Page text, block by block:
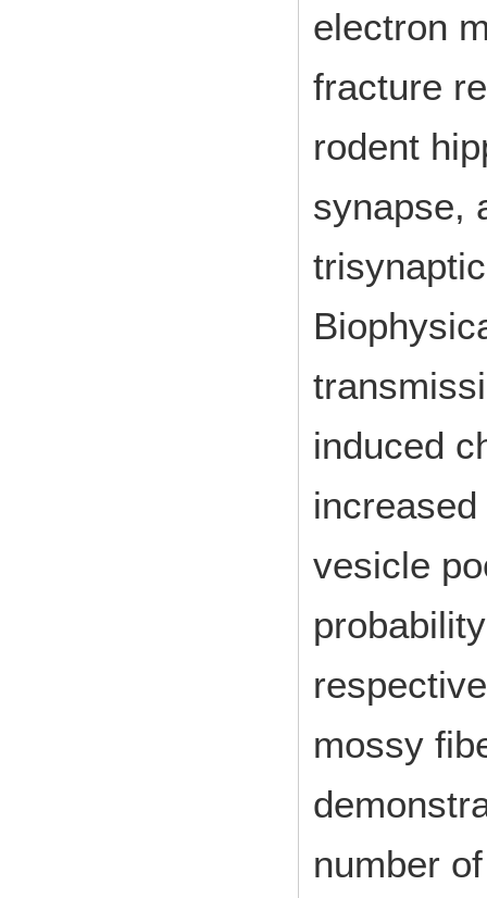
electron
fracture
rodent
synapse,
induced
vesicle
mossy
number